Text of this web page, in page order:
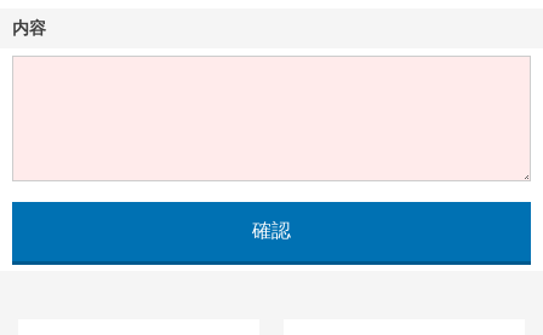
内容